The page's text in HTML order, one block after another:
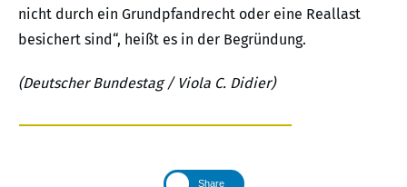
nicht durch ein Grundpfandrecht oder eine Reallast
besichert sind“, heißt es in der Begründung.
(Deutscher Bundestag / Viola C. Didier)
Share